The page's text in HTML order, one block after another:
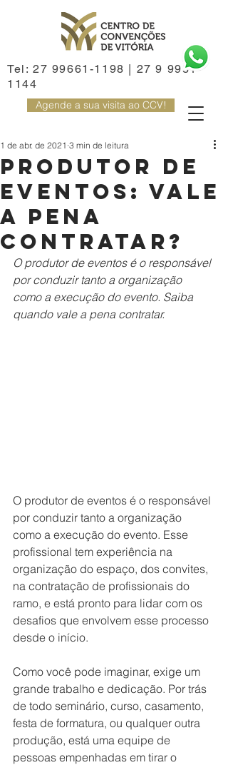
Tel: 27 99661-1198 | 27 9 9981-
1144
Agende a sua visita ao CCV!
Produtor de
eventos: Vale
a pena
contratar?
1 de abr. de 2021 3 min de leitura
O produtor de eventos é o responsável
por conduzir tanto a organização
como a execução do evento. Saiba
quando vale a pena contratar.
O produtor de eventos é o responsável
por conduzir tanto a organização
como a execução do evento. Esse
profissional tem experiência na
organização do espaço, dos convites,
na contratação de profissionais do
ramo, e está pronto para lidar com os
desafios que envolvem esse processo
desde o início.
Como você pode imaginar, exige um
grande trabalho e dedicação. Por trás
de todo seminário, curso, casamento,
festa de formatura, ou qualquer outra
produção, está uma equipe de
pessoas empenhadas em tirar o